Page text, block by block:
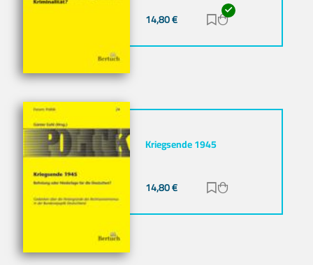
14,80€ Zur Merkliste
Zum Warenkorb
Kriegsende 1945
14,80€ Zur Merkliste